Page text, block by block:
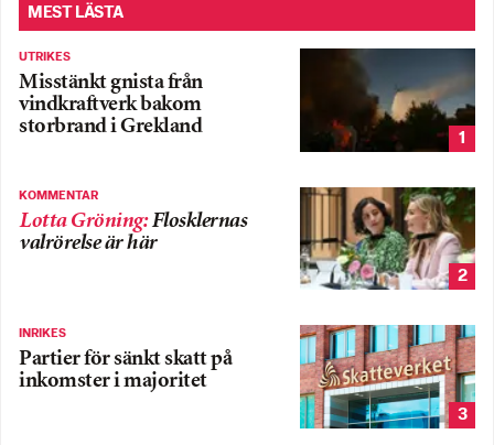
MEST LÄSTA
UTRIKES
Misstänkt gnista från
vindkraftverk bakom
storbrand i Grekland
1
KOMMENTAR
Lotta Gröning:Flosklernas
valrörelse är här
2
INRIKES
Partier för sänkt skatt på
inkomster i majoritet
3